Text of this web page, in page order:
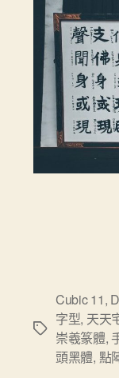
標
Cubic 11,
字型, 天天
崇羲篆體,
頭黑體, 點